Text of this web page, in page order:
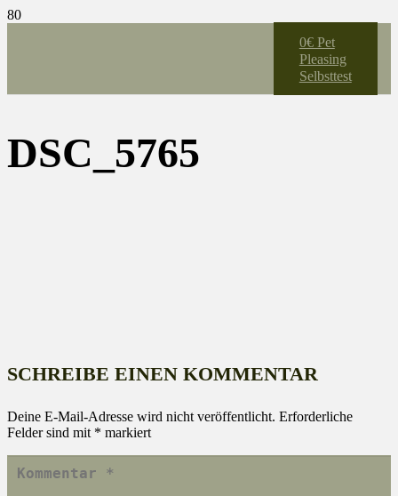
0€ Pet
Pleasing
Selbsttest
DSC_5765
SCHREIBE EINEN KOMMENTAR
Deine E-Mail-Adresse wird nicht veröffentlicht. Erforderliche
Felder sind mit * markiert